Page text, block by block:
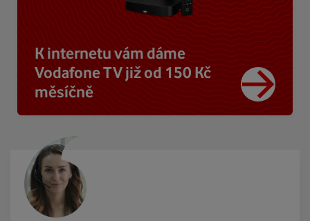
K internetu vám dáme
Vodafone TV již od 150 Kč
měsíčně